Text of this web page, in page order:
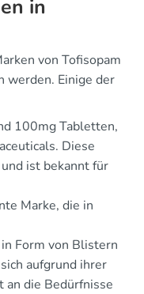
in
von Tofisopam
werden. Einige der
100mg Tabletten,
Diese
ist bekannt für
Marke, die in
Form von Blistern
aufgrund ihrer
an die Bedürfnisse